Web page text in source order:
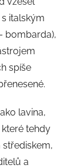
italským
bombarda),
spíše
lavina,
tehdy
a